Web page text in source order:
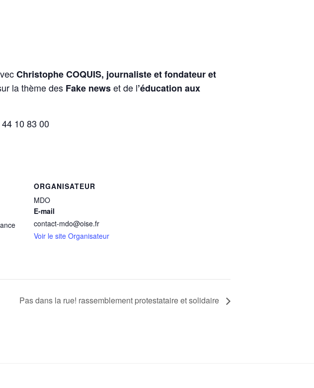
Christophe COQUIS, journaliste et fondateur et
la thème des Fake newset de l’éducation aux
10 83 00
ORGANISATEUR
MDO
E-mail
contact-mdo@oise.fr
Voir le site Organisateur
Pas dans la rue! rassemblement protestataire et solidaire